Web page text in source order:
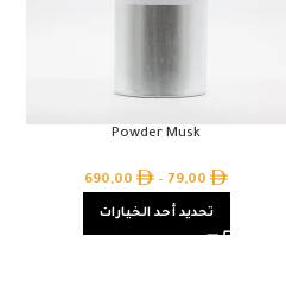
Powder Musk
79,00
–
690,00
تحديد أحد الخيارات